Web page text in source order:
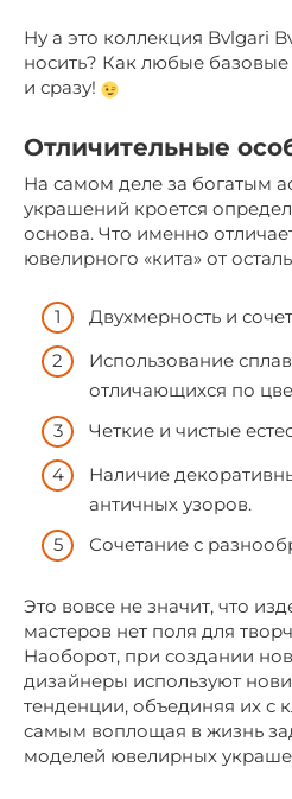
Ну а это коллекция Bvlgari
носить? Как любые
и сразу!
Отличительные
На самом деле за богатым
украшений кроется
основа. Что именно
ювелирного «кита» от
Двухмерность и
Использование
отличающихся по
Четкие и чистые
Наличие
античных узоров.
Сочетание с
Это вовсе не значит, что
мастеров нет поля для
Наоборот, при создании
дизайнеры используют
тенденции, объединяя их с
самым воплощая в жизнь
моделей ювелирных